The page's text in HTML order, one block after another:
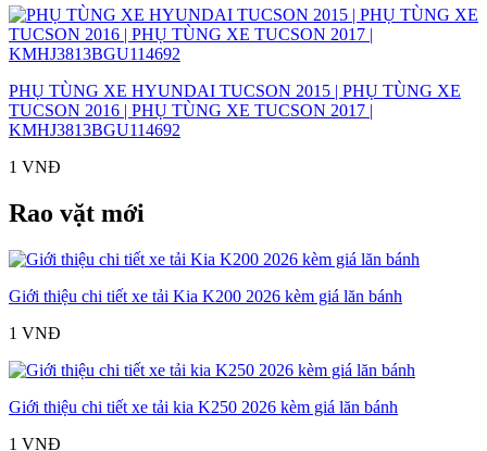
PHỤ TÙNG XE HYUNDAI TUCSON 2015 | PHỤ TÙNG XE
TUCSON 2016 | PHỤ TÙNG XE TUCSON 2017 |
KMHJ3813BGU114692
1 VNĐ
Rao vặt mới
Giới thiệu chi tiết xe tải Kia K200 2026 kèm giá lăn bánh
1 VNĐ
Giới thiệu chi tiết xe tải kia K250 2026 kèm giá lăn bánh
1 VNĐ